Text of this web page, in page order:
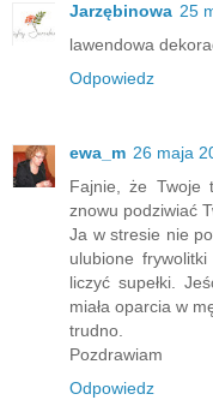
Jarzębinowa 25
lawendowa
Odpowiedz
ewa_m 26 maja
Fajnie, że Twoje
znowu podziwiać
Ja w stresie nie
ulubione
liczyć supełki.
miała oparcia w
trudno.
Pozdrawiam
Odpowiedz